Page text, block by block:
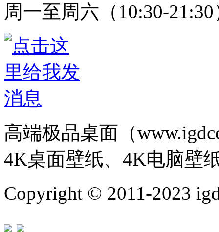
周一至周六（10:30-21:30
高端极品桌面（
4K桌面壁纸、4K电脑壁
Copyright © 2011-2023